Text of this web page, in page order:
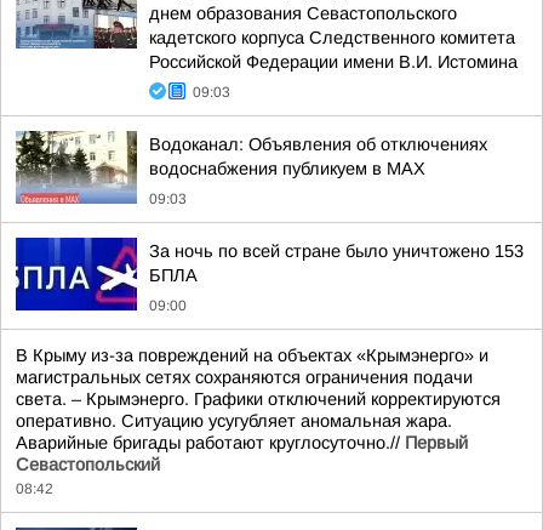
днем образования Севастопольского
кадетского корпуса Следственного комитета
Российской Федерации имени В.И. Истомина
09:03
Водоканал: Объявления об отключениях
водоснабжения публикуем в MAX
09:03
За ночь по всей стране было уничтожено 153
БПЛА
09:00
В Крыму из-за повреждений на объектах «Крымэнерго» и
магистральных сетях сохраняются ограничения подачи
света. – Крымэнерго. Графики отключений корректируются
оперативно. Ситуацию усугубляет аномальная жара.
Аварийные бригады работают круглосуточно.// Первый
Севастопольский
08:42